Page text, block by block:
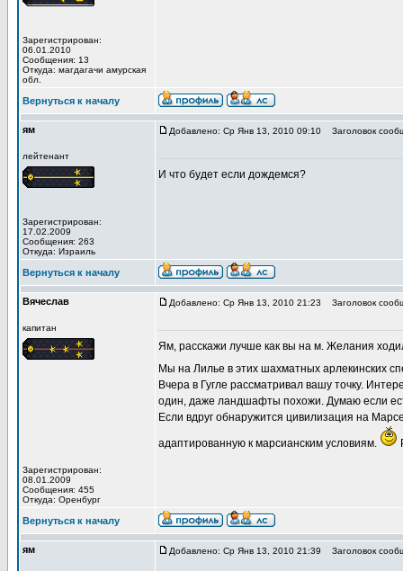
Зарегистрирован:
06.01.2010
Сообщения: 13
Откуда: магдагачи амурская
обл.
Вернуться к началу
ям
лейтенант
Зарегистрирован:
17.02.2009
Сообщения: 263
Откуда: Израиль
Добавлено: Ср Янв 13, 2010 09:10 Заголовок
И что будет если дождемся?
Вернуться к началу
Вячеслав
капитан
Зарегистрирован:
08.01.2009
Сообщения: 455
Откуда: Оренбург
Добавлено: Ср Янв 13, 2010 21:23 Заголовок
Ям, расскажи лучше как вы на м. Желания
Мы на Лилье в этих шахматных арлекинских
Вчера в Гугле рассматривал вашу точку.
один, даже ландшафты похожи. Думаю если
Если вдруг обнаружится цивилизация на
адаптированную к марсианским условиям.
Вернуться к началу
ям Добавлено: Ср Янв 13, 2010 21:39 Заголовок